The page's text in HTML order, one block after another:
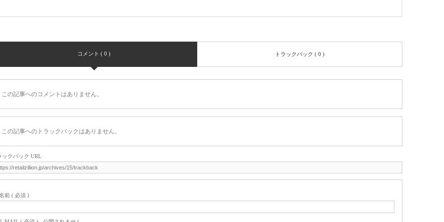
コメント ( 0 ) トラックバック ( 0 )
この記事へのコメントはありません。
この記事へのトラックバックはありません。
ックバック URL
前 ( 必須 )